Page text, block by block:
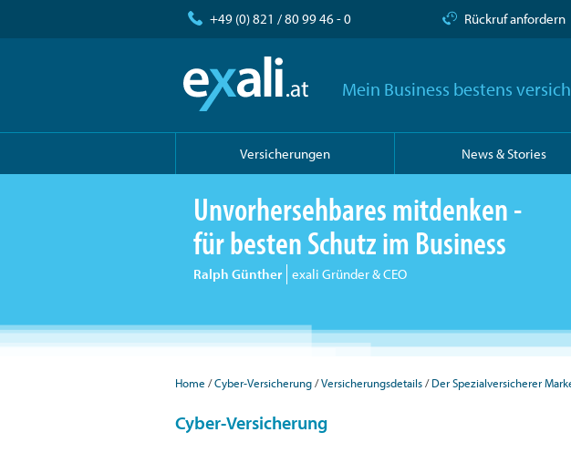
+49 (0) 821 / 80 99 46 - 0 Rückruf anfordern
Mein Business bestens
Versicherungen News & Stories
Unvorhersehbares mitdenken -
für besten Schutz im Business
Ralph Günther exali Gründer & CEO
Home Cyber-Versicherung Versicherungsdetails Der Spezialversicherer
Cyber-Versicherung